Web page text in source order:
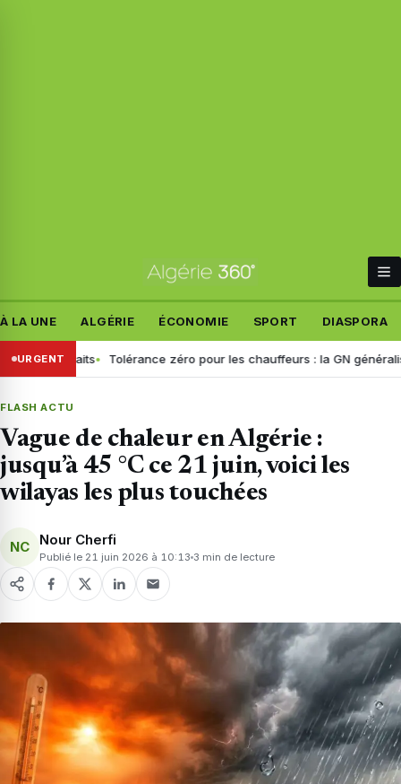
À LA UNE ALGÉRIE ÉCONOMIE SPORT DIASPORA
URGENT
les faits Tolérance zéro pour les chauffeurs : la GN généralise le
FLASH ACTU
Vague de chaleur en Algérie :
jusqu’à 45 °C ce 21 juin, voici les
wilayas les plus touchées
NC Nour Cherfi
Publié le 21 juin 2026 à 10:13 3 min de lecture